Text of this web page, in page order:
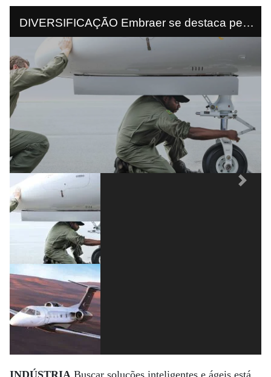
DIVERSIFICAÇÃO Embraer se destaca pela
forte entrada no setor de serviços e suporte e
acumula bagagem no segmento de
aeronaves comerciais e executivas.
Previous Next
INDÚSTRIA Buscar soluções inteligentes e ágeis está